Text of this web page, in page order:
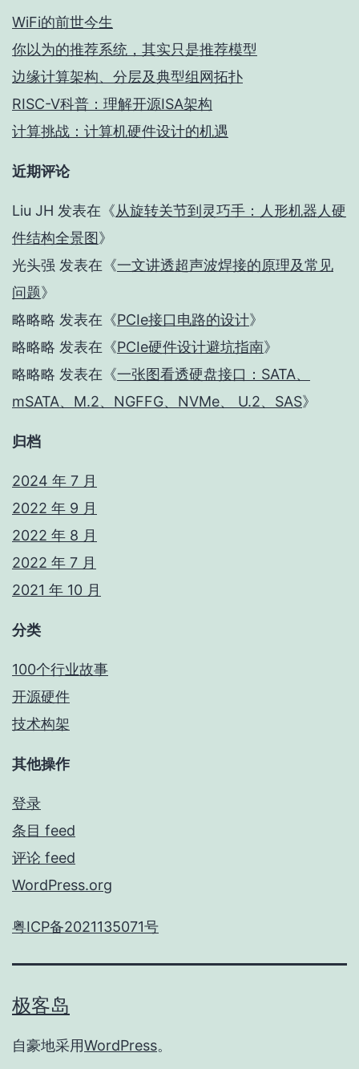
WiFi的前世今生
你以为的推荐系统，其实只是推荐模型
边缘计算架构、分层及典型组网拓扑
RISC-V科普：理解开源ISA架构
计算挑战：计算机硬件设计的机遇
近期评论
Liu JH 发表在《从旋转关节到灵巧手：人形机器人硬
件结构全景图》
光头强 发表在《一文讲透超声波焊接的原理及常见
问题》
略略略 发表在《PCIe接口电路的设计》
略略略 发表在《PCIe硬件设计避坑指南》
略略略 发表在《一张图看透硬盘接口：SATA、
mSATA、M.2、NGFFG、NVMe、 U.2、SAS》
归档
2024 年 7 月
2022 年 9 月
2022 年 8 月
2022 年 7 月
2021 年 10 月
分类
100个行业故事
开源硬件
技术构架
其他操作
登录
条目 feed
评论 feed
WordPress.org
粤ICP备2021135071号
极客岛
自豪地采用WordPress。